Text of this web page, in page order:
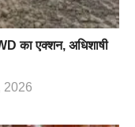
का एक्शन, अधिशाषी
2026